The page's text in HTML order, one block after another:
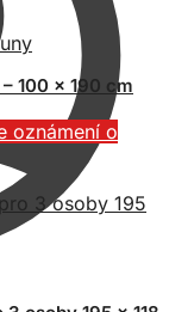
100 x 190 cm
oznámení o